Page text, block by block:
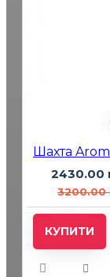
2430.00
3200.00
КУПИТИ